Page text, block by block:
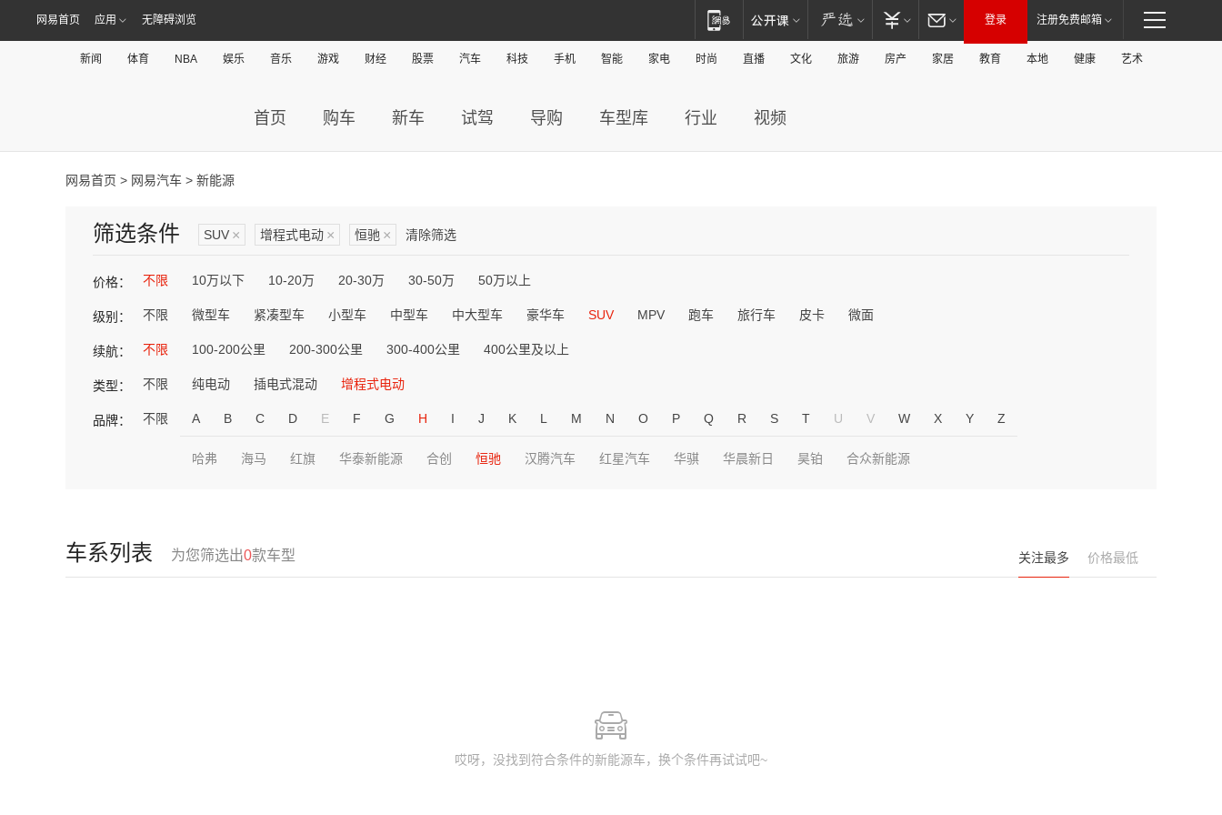
网易首页 应用 无障碍浏览 登录 注册免费邮箱
新闻 体育 NBA 娱乐 音乐 游戏 财经 股票 汽车 科技 手机 智能 家电 时尚 直播 文化 旅游 房产 家居 教育 本地 健康 艺术
首页 购车 新车 试驾 导购 车型库 行业 视频
网易首页 > 网易汽车 > 新能源
筛选条件 SUV × 增程式电动 × 恒驰 × 清除筛选
价格： 不限 10万以下 10-20万 20-30万 30-50万 50万以上
级别： 不限 微型车 紧凑型车 小型车 中型车 中大型车 豪华车 SUV MPV 跑车 旅行车 皮卡 微面
续航： 不限 100-200公里 200-300公里 300-400公里 400公里及以上
类型： 不限 纯电动 插电式混动 增程式电动
品牌： 不限 A B C D E F G H I J K L M N O P Q R S T U V W X Y Z
哈弗 海马 红旗 华泰新能源 合创 恒驰 汉腾汽车 红星汽车 华骐 华晨新日 昊铂 合众新能源
车系列表 为您筛选出0款车型 关注最多 价格最低
哎呀，没找到符合条件的新能源车，换个条件再试试吧~